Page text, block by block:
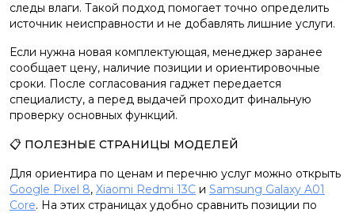
следы влаги. Такой подход помогает точно определить
источник неисправности и не добавлять лишние услуги.
Если нужна новая комплектующая, менеджер заранее
сообщает цену, наличие позиции и ориентировочные
сроки. После согласования гаджет передается
специалисту, а перед выдачей проходит финальную
проверку основных функций.
📋 ПОЛЕЗНЫЕ СТРАНИЦЫ МОДЕЛЕЙ
Для ориентира по ценам и перечню услуг можно открыть
Google Pixel 8, Xiaomi Redmi 13C и Samsung Galaxy A01
Core. На этих страницах удобно сравнить позиции по